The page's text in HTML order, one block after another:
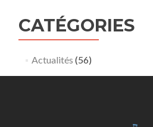
CATÉGORIES
Actualités (56)